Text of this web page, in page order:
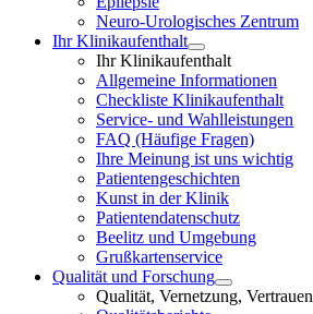
Neuro-Urologisches Zentrum
Ihr Klinikaufenthalt
Ihr Klinikaufenthalt
Allgemeine Informationen
Checkliste Klinikaufenthalt
Service- und Wahlleistungen
FAQ (Häufige Fragen)
Ihre Meinung ist uns wichtig
Patientengeschichten
Kunst in der Klinik
Patientendatenschutz
Beelitz und Umgebung
Grußkartenservice
Qualität und Forschung
Qualität, Vernetzung, Vertrauen